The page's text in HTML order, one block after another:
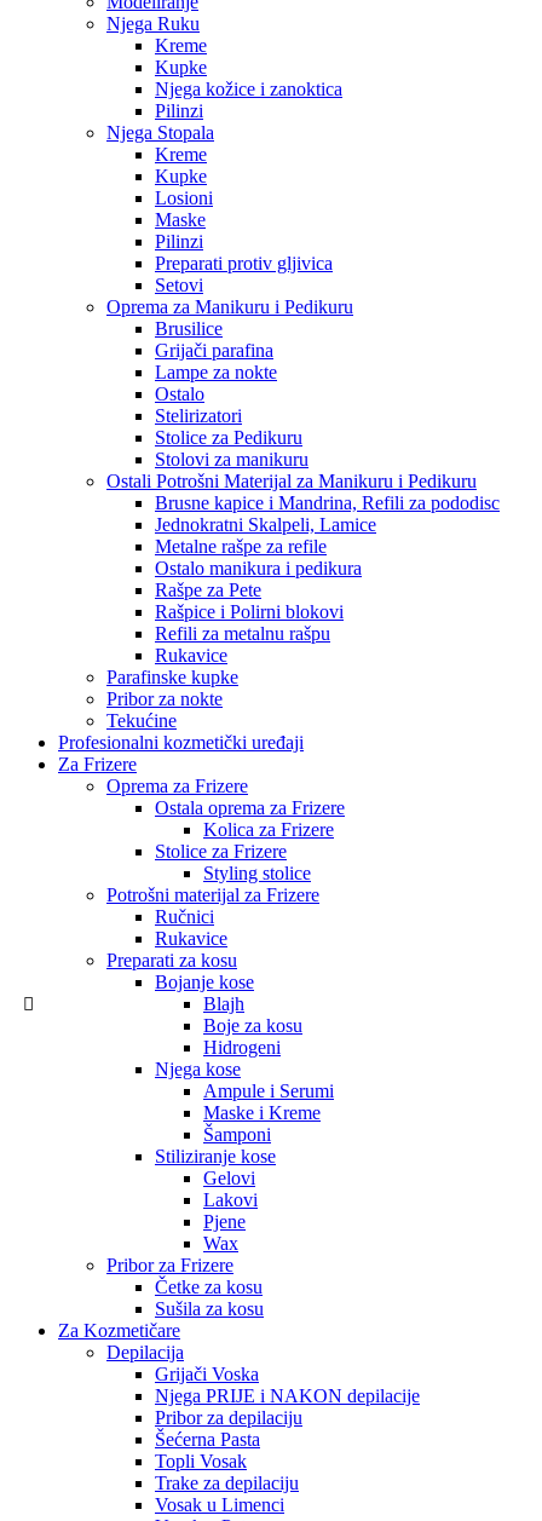
Njega Ruku
Kreme
Kupke
Njega kožice i zanoktica
Pilinzi
Njega Stopala
Kreme
Kupke
Losioni
Maske
Pilinzi
Preparati protiv gljivica
Setovi
Oprema za Manikuru i Pedikuru
Brusilice
Grijači parafina
Lampe za nokte
Ostalo
Stelirizatori
Stolice za Pedikuru
Stolovi za manikuru
Ostali Potrošni Materijal za Manikuru i Pedikuru
Brusne kapice i Mandrina, Refili za pododisc
Jednokratni Skalpeli, Lamice
Metalne rašpe za refile
Ostalo manikura i pedikura
Rašpe za Pete
Rašpice i Polirni blokovi
Refili za metalnu rašpu
Rukavice
Parafinske kupke
Pribor za nokte
Tekućine
Profesionalni kozmetički uređaji
Za Frizere
Oprema za Frizere
Ostala oprema za Frizere
Kolica za Frizere
Stolice za Frizere
Styling stolice
Potrošni materijal za Frizere
Ručnici
Rukavice
Preparati za kosu
Bojanje kose
Blajh
Boje za kosu
Hidrogeni
Njega kose
Ampule i Serumi
Maske i Kreme
Šamponi
Stiliziranje kose
Gelovi
Lakovi
Pjene
Wax
Pribor za Frizere
Četke za kosu
Sušila za kosu
Za Kozmetičare
Depilacija
Grijači Voska
Njega PRIJE i NAKON depilacije
Pribor za depilaciju
Šećerna Pasta
Topli Vosak
Trake za depilaciju
Vosak u Limenci